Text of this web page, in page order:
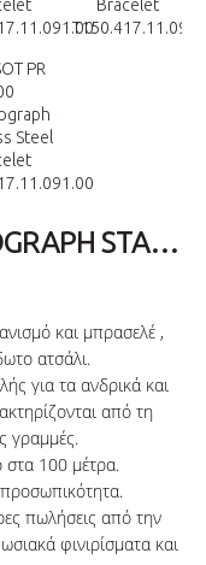
TISSOT PR 100 CHRONOGRAPH STAINLESS STEEL BRACELET T150.417.11.091.00
και μπρασελέ ,
ατσάλι.
για τα ανδρικά και
από τη
γραμμές.
στα 100 μέτρα.
πωλήσεις από την
φινιρίσματα και